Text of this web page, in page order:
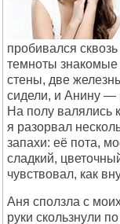
пробивался
темноты
стены, две
сидели, и Анину —
На полу валялись
я разорвал
запахи: её пота,
сладкий,
чувствовал, как
Аня сползла с
руки скользнули